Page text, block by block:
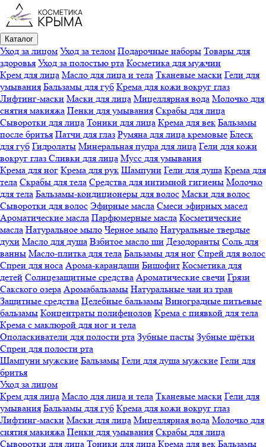
Каталог
Уход за лицом Уход за телом Подарочные наборы Товары для
здоровья Уход за полостью рта Косметика для мужчин
Крем для лица Масло для лица и тела Тканевые маски Гели для
умывания Бальзамы для губ Крема для кожи вокруг глаз
Лифтинг-маски Маски для лица Мицеллярная вода Молочко для
снятия макияжа Пенки для умывания Скрабы для лица
Сыворотки для лица Тоники для лица Крема для век Бальзамы
после бритья Патчи для глаз Румяна для лица кремовые Блеск
для губ Гидролаты Минеральная пудра для лица Гели для кожи
вокруг глаз Сливки для лица Мусс для умывания
Крема для ног Крема для рук Шампуни Гели для душа Крема для
тела Скрабы для тела Средства для интимной гигиены Молочко
для тела Бальзамы-кондиционеры для волос Маски для волос
Сыворотки для волос Эфирные масла Смеси эфирных масел
Ароматические масла Парфюмерные масла Косметические
масла Натуральное мыло Черное мыло Натуральные твердые
духи Масло для душа Взбитое масло ши Дезодоранты Соль для
ванны Масло-плитка для тела Бальзамы для ног Спрей для волос
Спреи для носа Арома-карандаши Бишофит Косметика для
детей Солнцезащитные средства Ароматические свечи Грязи
Cакского озера Аромабальзамы Натуральные чаи из трав
Защитные средства Целебные бальзамы Виноградные питьевые
бальзамы Концентраты полифенолов Крема с пиявкой для тела
Крема с маклюрой для ног и тела
Ополаскиватели для полости рта Зубные пасты Зубные щётки
Спреи для полости рта
Шампуни мужские Бальзамы Гели для душа мужские Гели для
бритья
Уход за лицом
Крем для лица Масло для лица и тела Тканевые маски Гели для
умывания Бальзамы для губ Крема для кожи вокруг глаз
Лифтинг-маски Маски для лица Мицеллярная вода Молочко для
снятия макияжа Пенки для умывания Скрабы для лица
Сыворотки для лица Тоники для лица Крема для век Бальзамы